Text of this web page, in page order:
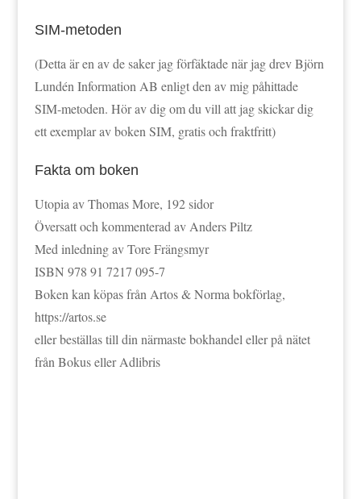
SIM-metoden
(Detta är en av de saker jag förfäktade när jag drev Björn
Lundén Information AB enligt den av mig påhittade
SIM-metoden. Hör av dig om du vill att jag skickar dig
ett exemplar av boken SIM, gratis och fraktfritt)
Fakta om boken
Utopia av Thomas More, 192 sidor
Översatt och kommenterad av Anders Piltz
Med inledning av Tore Frängsmyr
ISBN 978 91 7217 095-7
Boken kan köpas från Artos & Norma bokförlag,
https://artos.se
eller beställas till din närmaste bokhandel eller på nätet
från Bokus eller Adlibris